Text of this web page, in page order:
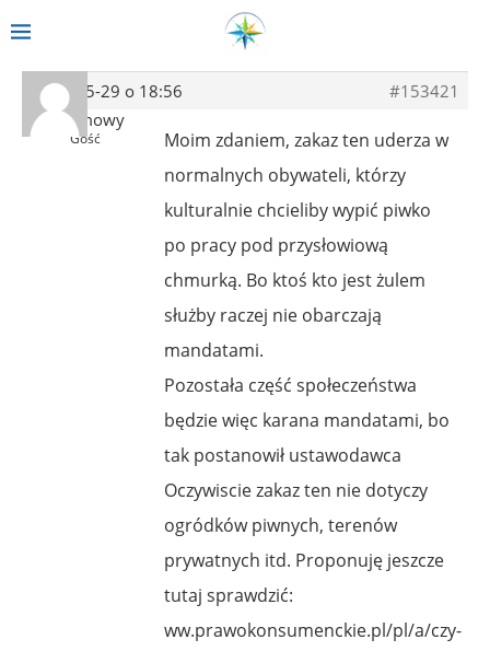
2019-05-29 o 18:56
#153421
Anonimowy
Gość
Moim zdaniem, zakaz ten uderza w
normalnych obywateli, którzy
kulturalnie chcieliby wypić piwko
po pracy pod przysłowiową
chmurką. Bo ktoś kto jest żulem
służby raczej nie obarczają
mandatami.
Pozostała część społeczeństwa
będzie więc karana mandatami, bo
tak postanowił ustawodawca
Oczywiscie zakaz ten nie dotyczy
ogródków piwnych, terenów
prywatnych itd. Proponuję jeszcze
tutaj sprawdzić:
ww.prawokonsumenckie.pl/pl/a/czy-